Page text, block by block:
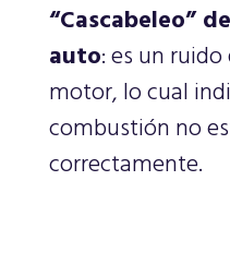
“Cascabeleo”
auto: es un
motor, lo cual
combustión no
correctamente.